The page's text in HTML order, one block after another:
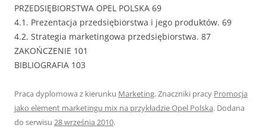
PRZEDSIĘBIORSTWA OPEL POLSKA 69
4.1. Prezentacja przedsiębiorstwa i jego produktów. 69
4.2. Strategia marketingowa przedsiębiorstwa. 87
ZAKOŃCZENIE 101
BIBLIOGRAFIA 103
Praca dyplomowa z kierunku Marketing. Znaczniki pracy Promocja
jako element marketingu mix na przykładzie Opel Polska. Dodana
do serwisu 28 września 2010.